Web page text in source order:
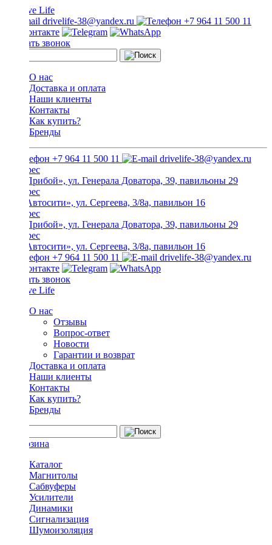
drivelife-38@yandex.ru +7 964 11 500 11
Заказать звонок
О нас
Доставка и оплата
Наши клиенты
Контакты
Как купить?
Бренды
+7 964 11 500 11 drivelife-38@yandex.ru
ТЦ «Прибой», ул. Генерала Доватора, 39, павильоны 29
ТЦ «Автосити», ул. Сергеева, 3/8а, павильон 16
ТЦ «Прибой», ул. Генерала Доватора, 39, павильоны 29
ТЦ «Автосити», ул. Сергеева, 3/8а, павильон 16
+7 964 11 500 11
drivelife-38@yandex.ru
Заказать звонок
О нас
Отзывы
Вопрос-ответ
Новости
Гарантии и возврат
Доставка и оплата
Наши клиенты
Контакты
Как купить?
Бренды
Каталог
Магнитолы
Сабвуферы
Усилители
Динамики
Сигнализация
Шумоизоляция